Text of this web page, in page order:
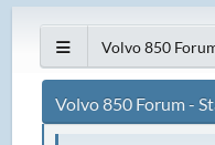
Volvo 850
Volvo 850 Forum -